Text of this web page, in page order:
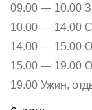
09.00 — 10.00
10.00 — 14.00
14.00 — 15.00
15.00 — 19.00
19.00 Ужин,